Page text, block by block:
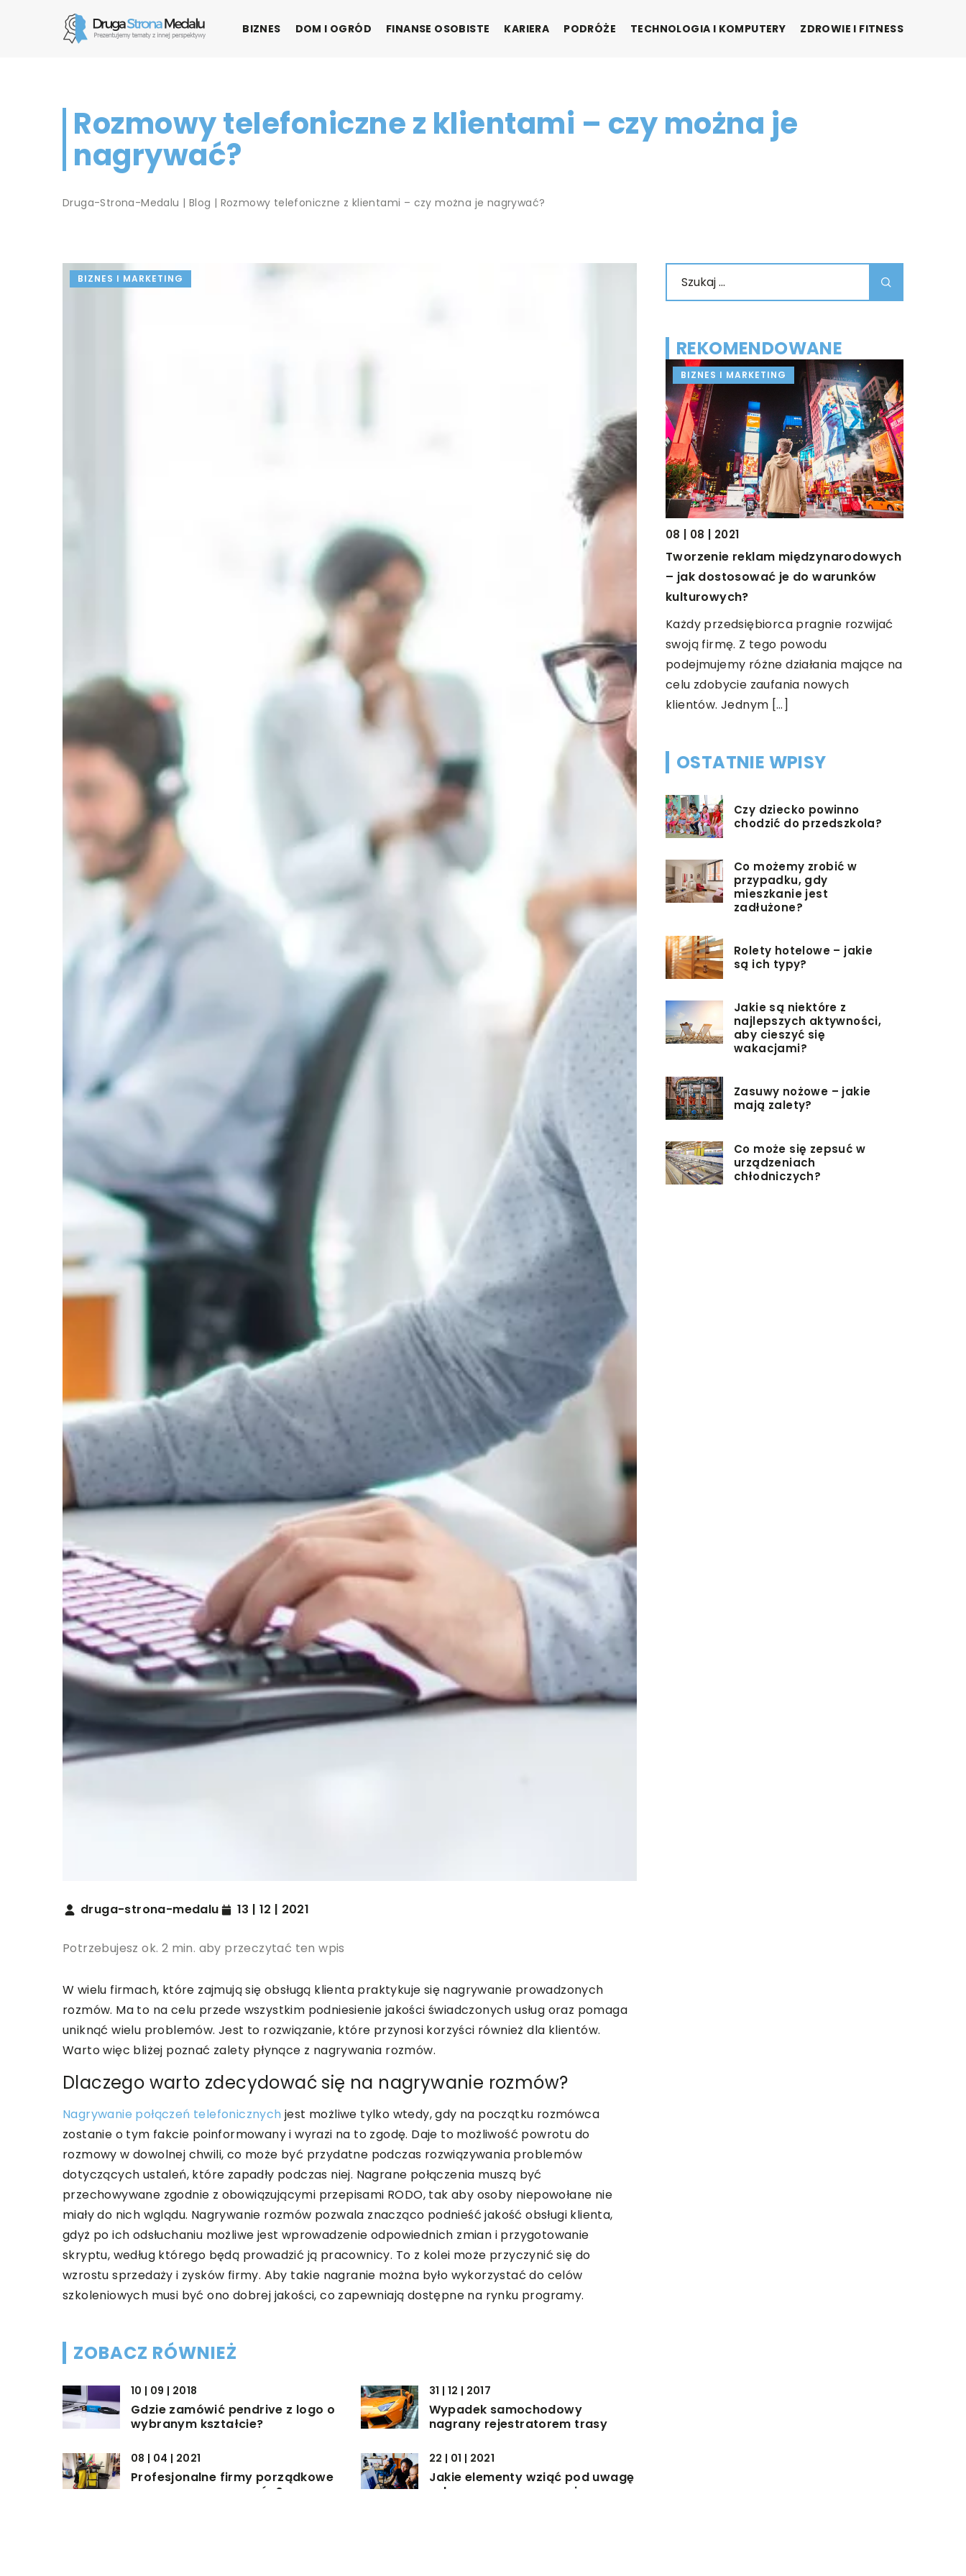
BIZNES DOM I OGRÓD FINANSE OSOBISTE KARIERA PODRÓŻE TECHNOLOGIA I KOMPUTERY ZDROWIE I FITNESS
Rozmowy telefoniczne z klientami – czy można je
nagrywać?
Druga-Strona-Medalu | Blog | Rozmowy telefoniczne z klientami – czy można je nagrywać?
BIZNES I MARKETING
druga-strona-medalu 13 | 12 | 2021
Potrzebujesz ok. 2 min. aby przeczytać ten wpis
W wielu firmach, które zajmują się obsługą klienta praktykuje się nagrywanie prowadzonych
rozmów. Ma to na celu przede wszystkim podniesienie jakości świadczonych usług oraz pomaga
uniknąć wielu problemów. Jest to rozwiązanie, które przynosi korzyści również dla klientów.
Warto więc bliżej poznać zalety płynące z nagrywania rozmów.
Dlaczego warto zdecydować się na nagrywanie rozmów?
Nagrywanie połączeń telefonicznych jest możliwe tylko wtedy, gdy na początku rozmówca
zostanie o tym fakcie poinformowany i wyrazi na to zgodę. Daje to możliwość powrotu do
rozmowy w dowolnej chwili, co może być przydatne podczas rozwiązywania problemów
dotyczących ustaleń, które zapadły podczas niej. Nagrane połączenia muszą być
przechowywane zgodnie z obowiązującymi przepisami RODO, tak aby osoby niepowołane nie
miały do nich wglądu. Nagrywanie rozmów pozwala znacząco podnieść jakość obsługi klienta,
gdyż po ich odsłuchaniu możliwe jest wprowadzenie odpowiednich zmian i przygotowanie
skryptu, według którego będą prowadzić ją pracownicy. To z kolei może przyczynić się do
wzrostu sprzedaży i zysków firmy. Aby takie nagranie można było wykorzystać do celów
szkoleniowych musi być ono dobrej jakości, co zapewniają dostępne na rynku programy.
ZOBACZ RÓWNIEŻ
10 | 09 | 2018
Gdzie zamówić pendrive z logo o
wybranym kształcie?
31 | 12 | 2017
Wypadek samochodowy
nagrany rejestratorem trasy
08 | 04 | 2021
Profesjonalne firmy porządkowe
– w czym mogą pomóc?
22 | 01 | 2021
Jakie elementy wziąć pod uwagę
zakupu oprogramowania
REKOMENDOWANE
Gdzie zorganizować konferencję
Wybór najlepszego miejsca na
zorganizowanie konferencji jest często
kluczem do sukcesu i sprawą decyzyjną
o tym, jak przebiega całe spotkanie. […]
Jak rozpoznać zużyte sprzęgło
hydrokinetyczne?
osobowego. Od lat najbardziej
popularne są wersje manualne, w
których niezwykle ważną […]
BIZNES I MARKETING
08 | 08 | 2021
Tworzenie reklam międzynarodowych
– jak dostosować je do warunków
kulturowych?
Każdy przedsiębiorca pragnie rozwijać
swoją firmę. Z tego powodu
podejmujemy różne działania mające na
celu zdobycie zaufania nowych
klientów. Jednym […]
OSTATNIE WPISY
Czy dziecko powinno
chodzić do przedszkola?
Co możemy zrobić w
przypadku, gdy
mieszkanie jest
zadłużone?
Rolety hotelowe – jakie
są ich typy?
Jakie są niektóre z
najlepszych aktywności,
aby cieszyć się
wakacjami?
Zasuwy nożowe – jakie
mają zalety?
Co może się zepsuć w
urządzeniach
chłodniczych?